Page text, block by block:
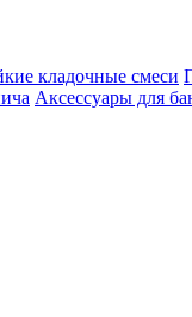
кладочные смеси
Аксессуары для